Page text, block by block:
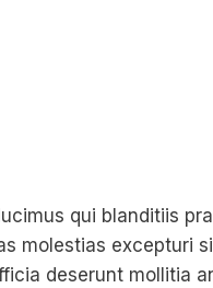
qui blanditiis
molestias excepturi
deserunt mollitia